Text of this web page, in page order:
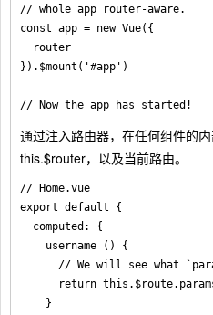
// whole app router-aware.
const app = new Vue({
  router
}).$mount('#app')
通过注入路由器，在任何组件的内
this.$router，以及当前路由。
// Home.vue
export default {
  computed: {
    username () {
// We will see what
return
    }